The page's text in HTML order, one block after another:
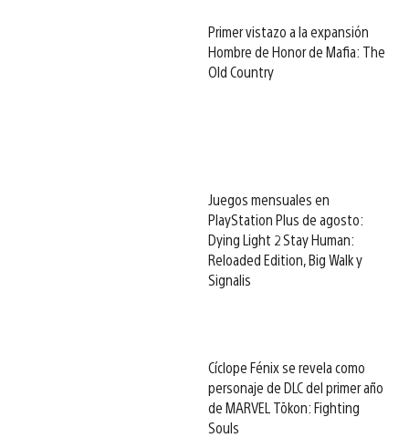
Primer vistazo a la expansión
Hombre de Honor de Mafia: The
Old Country
Juegos mensuales en
PlayStation Plus de agosto:
Dying Light 2 Stay Human:
Reloaded Edition, Big Walk y
Signalis
Cíclope Fénix se revela como
personaje de DLC del primer año
de MARVEL Tōkon: Fighting
Souls